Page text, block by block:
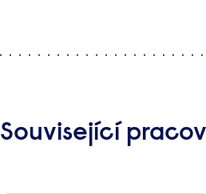
Související